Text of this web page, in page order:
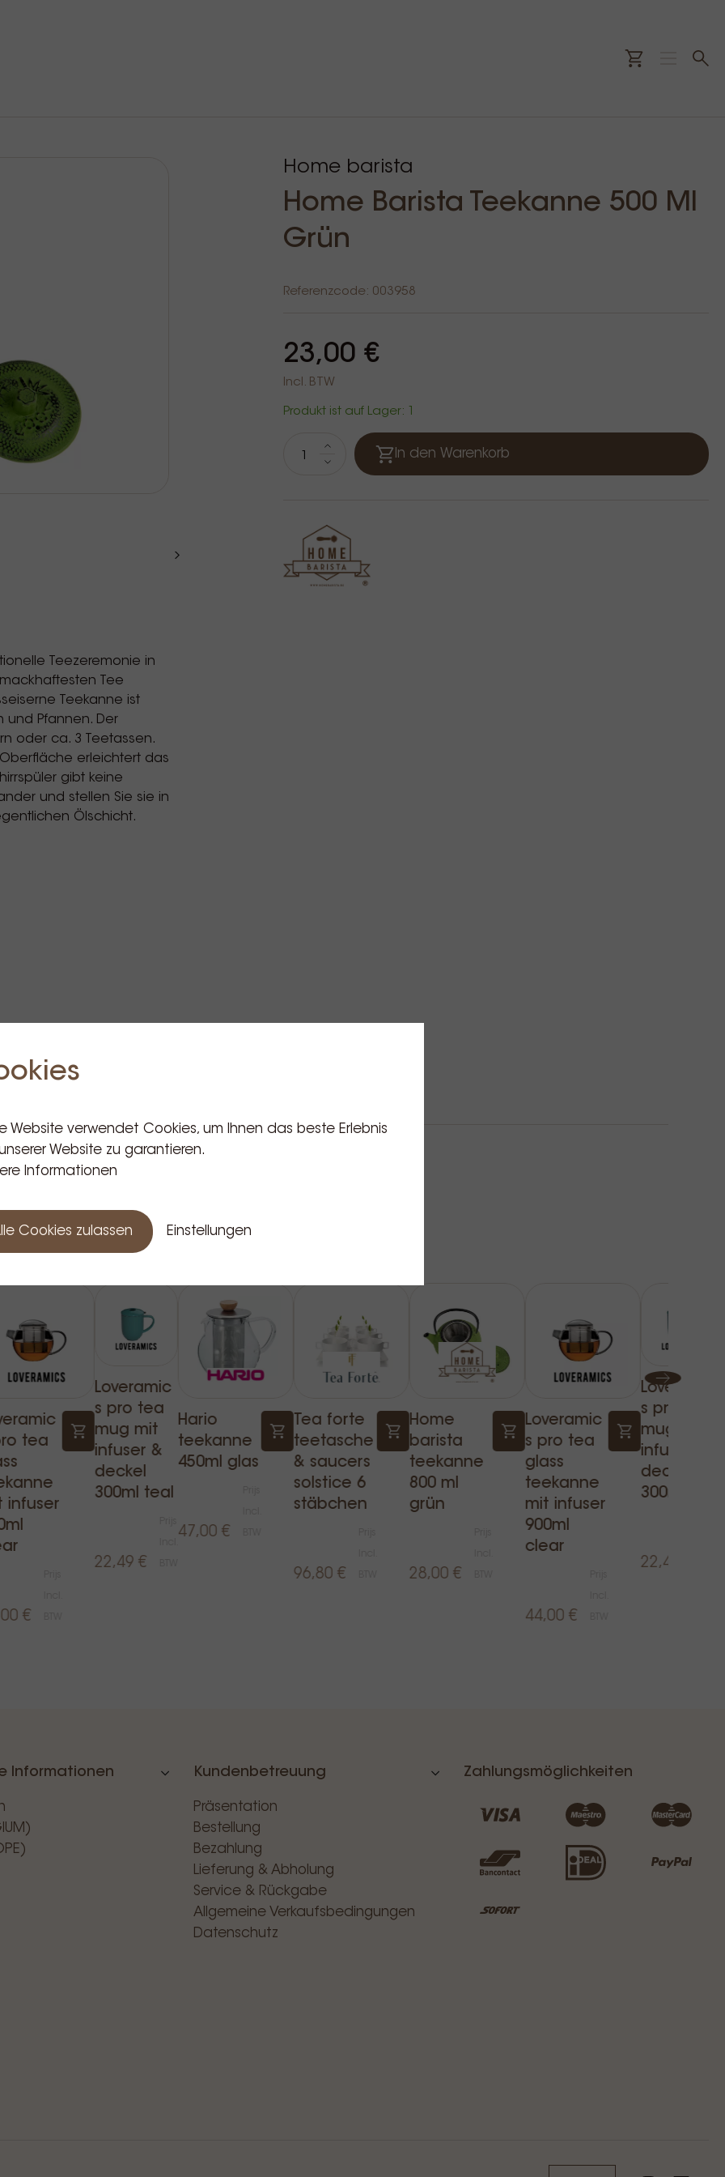
Teezeremonie in
Tee
Teekanne ist
und Pfannen. Der
oder ca. 3 Teetassen.
erleichtert das
gibt keine
und stellen Sie sie in
Ölschicht.
Home barista
Home Barista Teekanne 500 Ml
Grün
Referenzcode: 003958
23,00 €
Incl. BTW
Produkt ist auf Lager: 1
In den Warenkorb
Verwandte Produkte
tea
infuser
€
Loveramic
s pro tea
mug mit
infuser &
deckel
300ml teal
22,49 €
Hario
teekanne
450ml glas
47,00 €
Tea forte
teetasche
& saucers
solstice 6
stäbchen
96,80 €
Home
barista
teekanne
800 ml
grün
28,00 €
Loveramic
s pro tea
glass
teekanne
mit infuser
900ml
clear
44,00 €
Loveramic
s pro tea
mug mit
infuser &
deckel
300ml teal
22,49 €
Informationen Kundenbetreuung
Präsentation
Bestellung
Bezahlung
Lieferung & Abholung
Service & Rückgabe
Allgemeine Verkaufsbedingungen
Datenschutz
Zahlungsmöglichkeiten
Website verwendet Cookies, um Ihnen das beste Erlebnis
Website zu garantieren.
Informationen
Cookies zulassen Einstellungen